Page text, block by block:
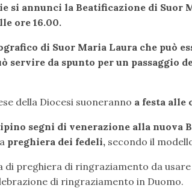
si annunci la Beatificazione di Suor
ore 16.00.
di Suor Maria Laura che può
servire da spunto per un passaggio
della Diocesi suoneranno a festa alle
segni di venerazione alla nuova
preghiera dei fedeli, secondo il
di preghiera di ringraziamento da
di ringraziamento in Duomo.